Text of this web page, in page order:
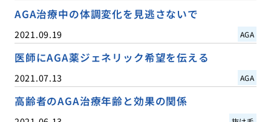
AGA治療中の体調変化を見逃さないで
2021.09.19 AGA
医師にAGA薬ジェネリック希望を伝える
2021.07.13 AGA
高齢者のAGA治療年齢と効果の関係